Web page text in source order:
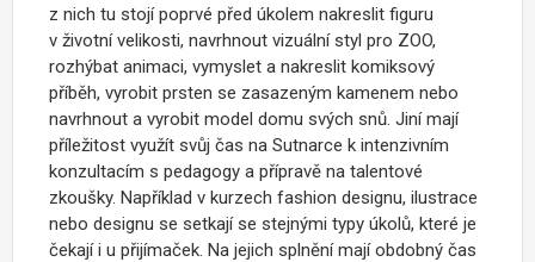
z nich tu stojí poprvé před úkolem nakreslit figuru
v životní velikosti, navrhnout vizuální styl pro ZOO,
rozhýbat animaci, vymyslet a nakreslit komiksový
příběh, vyrobit prsten se zasazeným kamenem nebo
navrhnout a vyrobit model domu svých snů. Jiní mají
příležitost využít svůj čas na Sutnarce k intenzivním
konzultacím s pedagogy a přípravě na talentové
zkoušky. Například v kurzech fashion designu, ilustrace
nebo designu se setkají se stejnými typy úkolů, které je
čekají i u přijímaček. Na jejich splnění mají obdobný čas